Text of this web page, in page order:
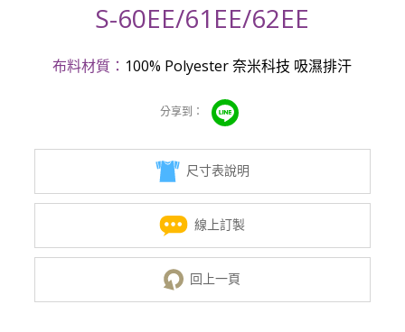
S-60EE/61EE/62EE
布料材質： 100% Polyester 奈米科技 吸濕排汗
尺寸表說明
線上訂製
回上一頁